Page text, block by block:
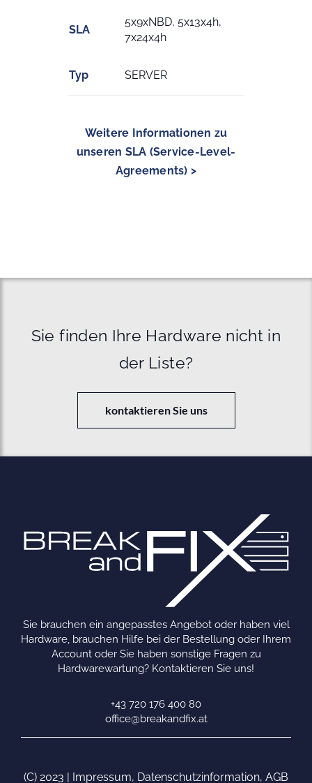
SLA
5x9xNBD, 5x13x4h,
7x24x4h
Typ SERVER
Weitere Informationen zu
unseren SLA (Service-Level-
Agreements) >
Sie finden Ihre Hardware nicht in
der Liste?
kontaktieren Sie uns
Sie brauchen ein angepasstes Angebot oder haben viel
Hardware, brauchen Hilfe bei der Bestellung oder Ihrem
Account oder Sie haben sonstige Fragen zu
Hardwarewartung? Kontaktieren Sie uns!
+43 720 176 400 80
office@breakandfix.at
(C) 2023 | Impressum, Datenschutzinformation, AGB